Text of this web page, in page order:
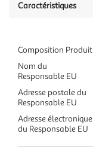
Caractéristiques
Composition Produit
Nom du
Responsable EU
Adresse postale du
Responsable EU
Adresse électronique
du Responsable EU